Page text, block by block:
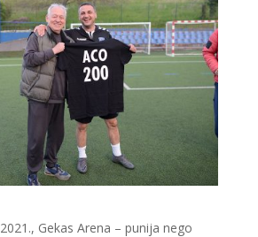
Gekas Arena – punija nego